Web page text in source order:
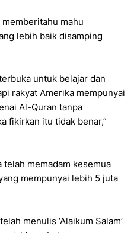
mahu
lebih baik disamping
untuk belajar dan
rakyat Amerika mempunyai
Al-Quran tanpa
fikirkan itu tidak benar,”
telah memadam kesemua
mempunyai lebih 5 juta
menulis ‘Alaikum Salam’